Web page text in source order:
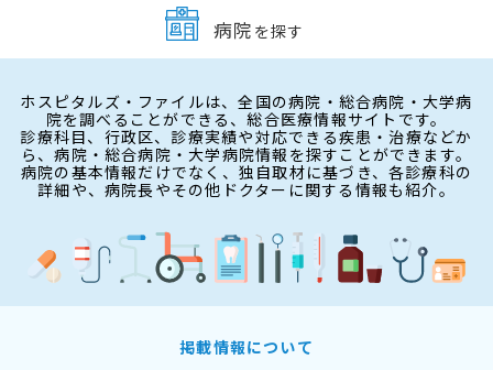
病院 を探す
ホスピタルズ・ファイルは、全国の病院・総合病院・大学病
院を調べることができる、総合医療情報サイトです。
診療科目、行政区、診療実績や対応できる疾患・治療などか
ら、病院・総合病院・大学病院情報を探すことができます。
病院の基本情報だけでなく、独自取材に基づき、各診療科の
詳細や、病院長やその他ドクターに関する情報も紹介。
掲載情報について